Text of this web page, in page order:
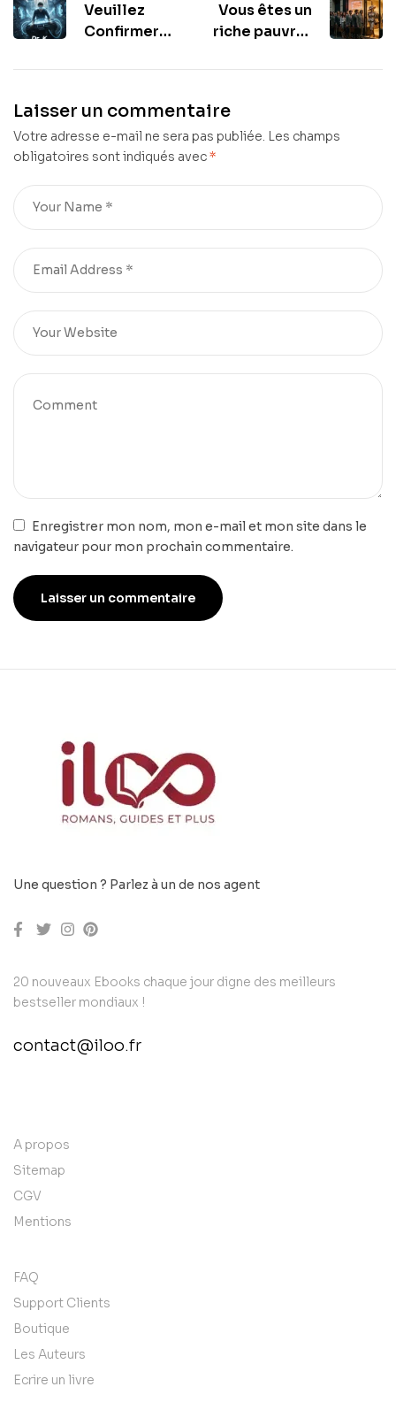
Veuillez
Confirmer
Humanité : Le
Cyberpunk
Qui Défie
l’Algorithme
Vous êtes un
riche pauvre :
La Fin des
d’une
Laisser un commentaire
Votre adresse e-mail ne sera pas publiée. Les champs
obligatoires sont indiqués avec*
Enregistrer mon nom, mon e-mail et mon site dans le
navigateur pour mon prochain commentaire.
Une question ? Parlez à un de nos agent
20 nouveaux Ebooks chaque jour digne des meilleurs
bestseller mondiaux !
contact@iloo.fr
A propos
Sitemap
CGV
Mentions
FAQ
Support Clients
Boutique
Les Auteurs
Ecrire un livre